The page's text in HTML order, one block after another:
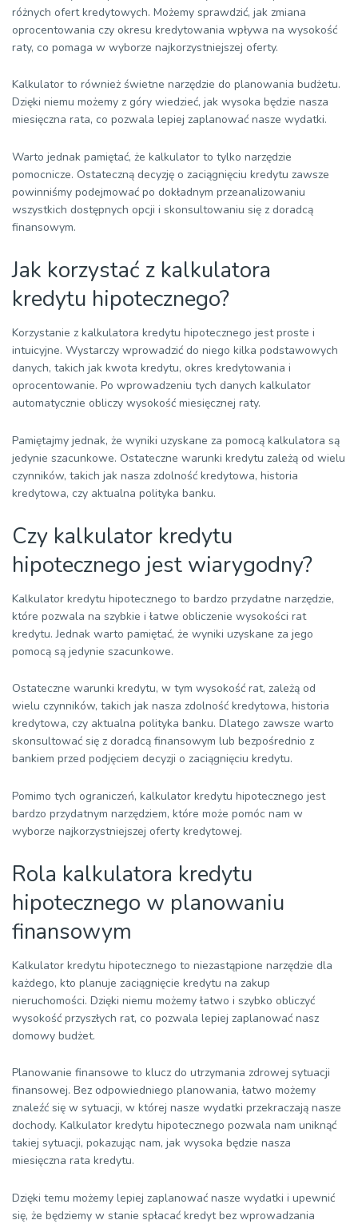
192 2586,47 1311,49 1274,98 202 685
204 2586,47 1413,30 1173,16 186 293
...
228 2586,47 1641,26 945,21 149 592
...
252 2586,47 1905,98
264 2586,47 2053,95 532,52 83 150
...
276 2586,47 2213,40 373,07
288 2586,47 2385,23 201,24 29 813
289 2586,47 2400,14 186,33
291 2586,47 2430,24
292 2586,47 2445,42 141,04 20 122
293 2586,47 2460,71 125,76 17 661
294 2586,47 2476,09 110,38 15 185
295 2586,47 2491,56
297 2586,47 2522,81 63,66 7 663
2586,47 2538,57 47,90
299 2586,47 2554,44 32,03
300 2586,47 2570,40 16,07
różnych ofert kredytowych. Możemy sprawdzić, jak zmiana
oprocentowania czy okresu kredytowania wpływa na wysokość
raty, co pomaga w wyborze najkorzystniejszej oferty.
Kalkulator to również świetne narzędzie do planowania budżetu.
Dzięki niemu możemy z góry wiedzieć, jak wysoka będzie nasza
miesięczna rata, co pozwala lepiej zaplanować nasze wydatki.
Warto jednak pamiętać, że kalkulator to tylko narzędzie
pomocnicze. Ostateczną decyzję o zaciągnięciu kredytu zawsze
powinniśmy podejmować po dokładnym przeanalizowaniu
wszystkich dostępnych opcji i skonsultowaniu się z doradcą
finansowym.
Jak korzystać z kalkulatora
kredytu hipotecznego?
Korzystanie z kalkulatora kredytu hipotecznego jest proste i
intuicyjne. Wystarczy wprowadzić do niego kilka podstawowych
danych, takich jak kwota kredytu, okres kredytowania i
oprocentowanie. Po wprowadzeniu tych danych kalkulator
automatycznie obliczy wysokość miesięcznej raty.
Pamiętajmy jednak, że wyniki uzyskane za pomocą kalkulatora są
jedynie szacunkowe. Ostateczne warunki kredytu zależą od wielu
czynników, takich jak nasza zdolność kredytowa, historia
kredytowa, czy aktualna polityka banku.
Czy kalkulator kredytu
hipotecznego jest wiarygodny?
Kalkulator kredytu hipotecznego to bardzo przydatne narzędzie,
które pozwala na szybkie i łatwe obliczenie wysokości rat
kredytu. Jednak warto pamiętać, że wyniki uzyskane za jego
pomocą są jedynie szacunkowe.
Ostateczne warunki kredytu, w tym wysokość rat, zależą od
wielu czynników, takich jak nasza zdolność kredytowa, historia
kredytowa, czy aktualna polityka banku. Dlatego zawsze warto
skonsultować się z doradcą finansowym lub bezpośrednio z
bankiem przed podjęciem decyzji o zaciągnięciu kredytu.
Pomimo tych ograniczeń, kalkulator kredytu hipotecznego jest
bardzo przydatnym narzędziem, które może pomóc nam w
wyborze najkorzystniejszej oferty kredytowej.
Rola kalkulatora kredytu
hipotecznego w planowaniu
finansowym
Kalkulator kredytu hipotecznego to niezastąpione narzędzie dla
każdego, kto planuje zaciągnięcie kredytu na zakup
nieruchomości. Dzięki niemu możemy łatwo i szybko obliczyć
wysokość przyszłych rat, co pozwala lepiej zaplanować nasz
domowy budżet.
Planowanie finansowe to klucz do utrzymania zdrowej sytuacji
finansowej. Bez odpowiedniego planowania, łatwo możemy
znaleźć się w sytuacji, w której nasze wydatki przekraczają nasze
dochody. Kalkulator kredytu hipotecznego pozwala nam uniknąć
takiej sytuacji, pokazując nam, jak wysoka będzie nasza
miesięczna rata kredytu.
Dzięki temu możemy lepiej zaplanować nasze wydatki i upewnić
się, że będziemy w stanie spłacać kredyt bez wprowadzania